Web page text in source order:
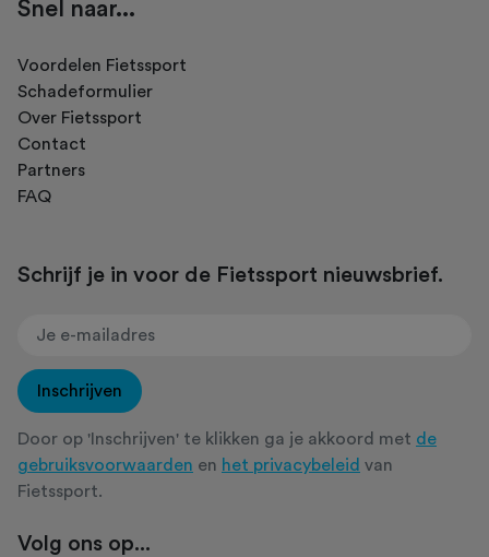
Snel naar...
Voordelen Fietssport
Schadeformulier
Over Fietssport
Contact
Partners
FAQ
Schrijf je in voor de Fietssport nieuwsbrief.
Inschrijven
Door op 'Inschrijven' te klikken ga je akkoord met de
gebruiksvoorwaarden en het privacybeleid van
Fietssport.
Volg ons op...